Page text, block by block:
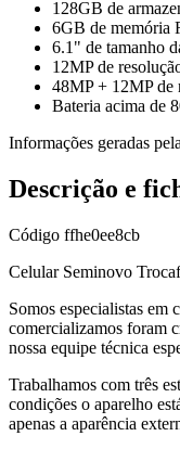
128GB de
6GB de memória
6.1" de tamanho
12MP de
48MP + 12MP de
Bateria acima de
Informações geradas
Descrição e
Código ffhe0ee8cb
Celular Seminovo
Somos especialistas em
comercializamos foram
nossa equipe técnica
Trabalhamos com três
condições o aparelho
apenas a aparência